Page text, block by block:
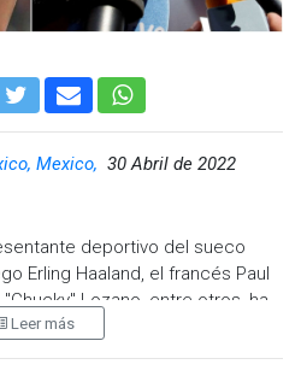
Mexico, 30 Abril de 2022
deportivo del sueco
Erling Haaland, el francés Paul
Lozano, entre otros, ha
(norte de Italia), según
Leer más